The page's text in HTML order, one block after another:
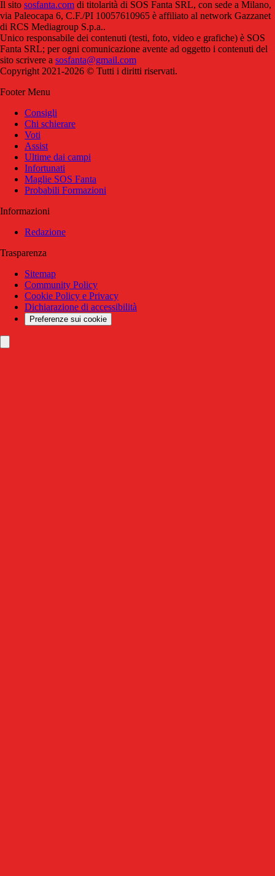
Il sito sosfanta.com di titolarità di SOS Fanta SRL, con sede a Milano,
via Paleocapa 6, C.F./PI 10057610965 è affiliato al network Gazzanet
di RCS Mediagroup S.p.a..
Unico responsabile dei contenuti (testi, foto, video e grafiche) è SOS
Fanta SRL; per ogni comunicazione avente ad oggetto i contenuti del
sito scrivere a sosfanta@gmail.com
Copyright 2021-2026 © Tutti i diritti riservati.
Footer Menu
Consigli
Chi schierare
Voti
Assist
Ultime dai campi
Infortunati
Maglie SOS Fanta
Probabili Formazioni
Informazioni
Redazione
Trasparenza
Sitemap
Community Policy
Cookie Policy e Privacy
Dichiarazione di accessibilità
Preferenze sui cookie